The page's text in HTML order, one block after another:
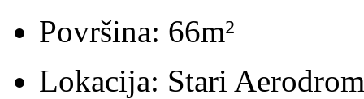
Površina: 66m²
Lokacija: Stari Aerodrom